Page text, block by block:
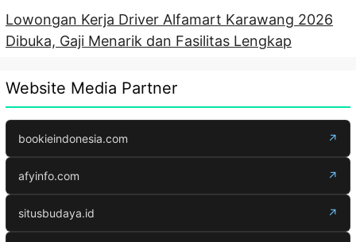
Lowongan Kerja Driver Alfamart Karawang 2026
Dibuka, Gaji Menarik dan Fasilitas Lengkap
Website Media Partner
bookieindonesia.com ↗
afyinfo.com ↗
situsbudaya.id ↗